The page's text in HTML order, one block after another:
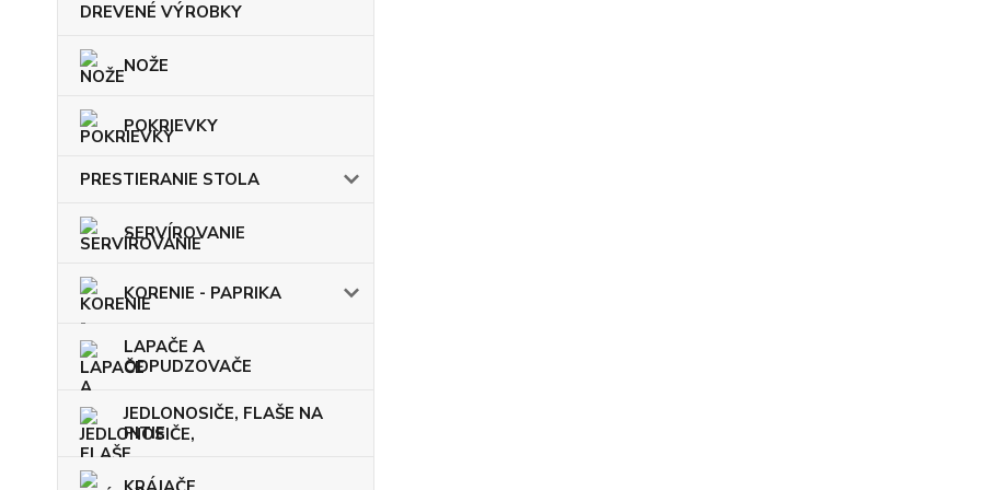
DREVENÉ VÝROBKY
NOŽE
POKRIEVKY
PRESTIERANIE STOLA
SERVÍROVANIE
KORENIE - PAPRIKA
LAPAČE A
ODPUDZOVAČE
JEDLONOSIČE, FLAŠE NA
PITIE